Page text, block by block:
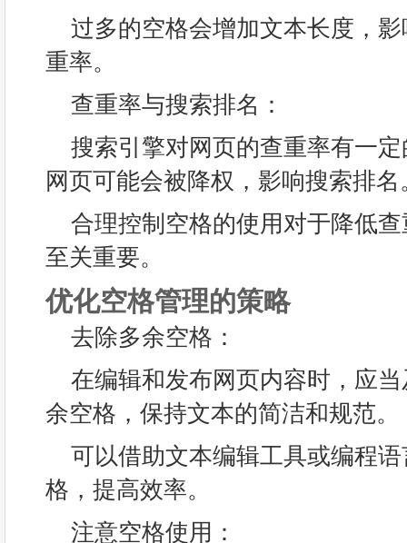
过多的空格会增加文本长度，
重率。
查重率与搜索排名：
搜索引擎对网页的查重率有一
网页可能会被降权，影响搜索排名
合理控制空格的使用对于降低
至关重要。
优化空格管理的策略
去除多余空格：
在编辑和发布网页内容时，应
余空格，保持文本的简洁和规范。
可以借助文本编辑工具或编程
格，提高效率。
注意空格使用：